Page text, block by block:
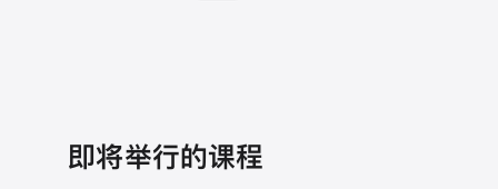
即将举行的课程